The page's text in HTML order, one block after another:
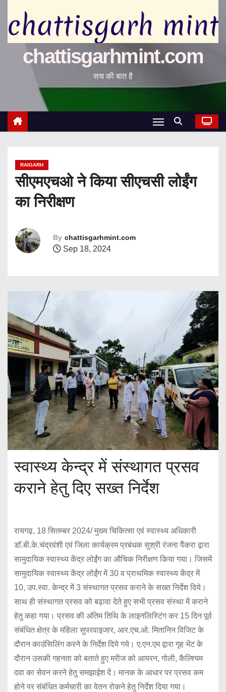
chattisgarhmint.com
सच की बात है
RAIGARH
सीएमएचओ ने किया सीएचसी लोईंग
का निरीक्षण
By chattisgarhmint.com
Sep 18, 2024
स्वास्थ्य केन्द्र में संस्थागत प्रसव
कराने हेतु दिए सख्त निर्देश
रायगढ़, 18 सितम्बर 2024/ मुख्य चिकित्सा एवं स्वास्थ्य अधिकारी
डॉ.बी.के.चंद्रवंशी एवं जिला कार्यक्रम प्रबंधक सुश्री रंजना पैंकरा द्वारा
सामुदायिक स्वास्थ्य केंद्र लोईंग का औचिक निरीक्षण किया गया। जिसमें
सामुदायिक स्वास्थ्य केंद्र लोईंग में 30 व प्राथमिक स्वास्थ्य केंद्र में
10, उप.स्वा. केन्द्र में 3 संस्थागत प्रसव कराने के सख्त निर्देश दिये।
साथ ही संस्थागत प्रसव को बढ़ावा देते हुए सभी प्रसव संस्था में कराने
हेतु कहा गया। प्रसव की अंतिम तिथि के लाइनलिस्टिंग कर 15 दिन पूर्व
संबंधित क्षेत्र के महिला सुपरवाइजार, आर.एच.ओ. मितानिन विजिट के
दौरान काउंसिलिंग करने के निर्देश दिये गये। ए.एन.एम द्वारा गृह भेंट के
दौरान उसकी गहनता को बताते हुए मरीज को आयरन, गोली, कैल्श्यिम
दवा का सेवन करने हेतु समझाईश दें। मानक के आधार पर प्रसव कम
होने पर संबंधित कर्मचारी का वेतन रोकने हेतु निर्देश दिया गया।